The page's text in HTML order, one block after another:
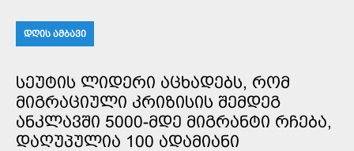
ᲓᲦᲘᲡ ᲐᲛᲑᲐᲕᲘ
ᲡᲔᲣᲢᲘᲡ ᲚᲘᲓᲔᲠᲘ ᲐᲪᲮᲐᲓᲔᲑᲡ, ᲠᲝᲛ
ᲛᲘᲒᲠᲐᲪᲘᲣᲚᲘ ᲙᲠᲘᲖᲘᲡᲘᲡ ᲨᲔᲛᲓᲔᲒ
ᲐᲜᲙᲚᲐᲕᲨᲘ 5000-ᲛᲓᲔ ᲛᲘᲒᲠᲐᲜᲢᲘ ᲠᲩᲔᲑᲐ,
ᲓᲐᲦᲣᲞᲣᲚᲘᲐ 100 ᲐᲓᲐᲛᲘᲐᲜᲘ